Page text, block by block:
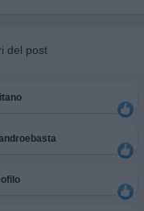
del post